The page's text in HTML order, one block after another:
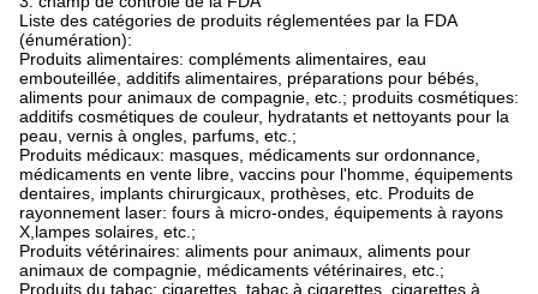
Liste des catégories de produits réglementées par la FDA
(énumération):
Produits alimentaires: compléments alimentaires, eau
embouteillée, additifs alimentaires, préparations pour bébés,
aliments pour animaux de compagnie, etc.; produits cosmétiques:
additifs cosmétiques de couleur, hydratants et nettoyants pour la
peau, vernis à ongles, parfums, etc.;
Produits médicaux: masques, médicaments sur ordonnance,
médicaments en vente libre, vaccins pour l'homme, équipements
dentaires, implants chirurgicaux, prothèses, etc. Produits de
rayonnement laser: fours à micro-ondes, équipements à rayons
X,lampes solaires, etc.;
Produits vétérinaires: aliments pour animaux, aliments pour
animaux de compagnie, médicaments vétérinaires, etc.;
Produits du tabac: cigarettes, tabac à cigarettes, cigarettes à